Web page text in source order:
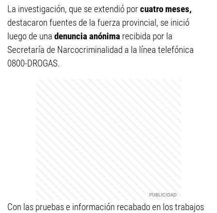
La investigación, que se extendió porcuatro meses,
destacaron fuentes de la fuerza provincial, se inició
luego de una denuncia anónima recibida por la
Secretaría de Narcocriminalidad a la línea telefónica
0800-DROGAS.
Con las pruebas e información recabado en los trabajos